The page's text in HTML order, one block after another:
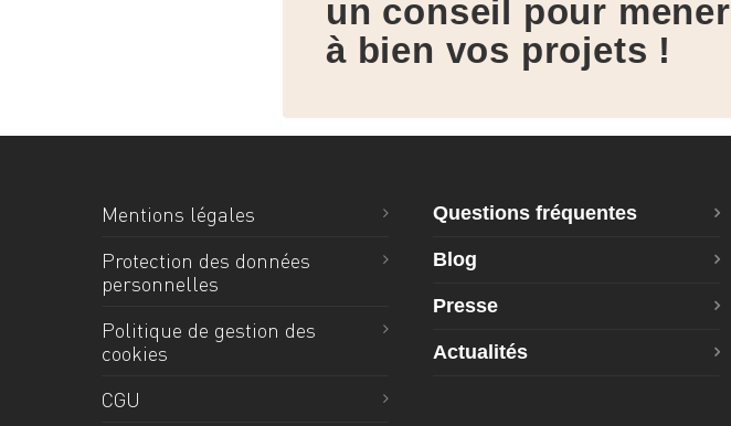
un conseil pour mener
à bien vos projets !
Mentions légales
Protection des données
personnelles
Politique de gestion des
cookies
CGU
Questions fréquentes
Blog
Presse
Actualités